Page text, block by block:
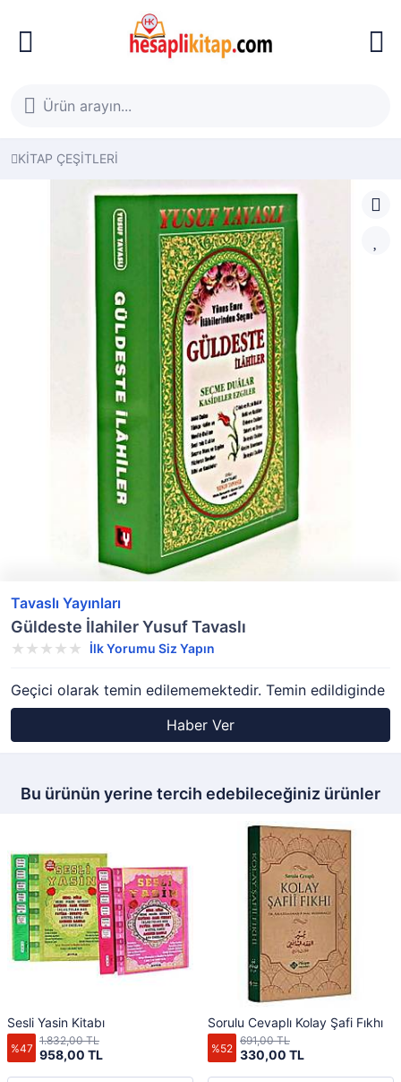
KİTAP ÇEŞİTLERİ
Tavaslı Yayınları
Güldeste İlahiler Yusuf Tavaslı
İlk Yorumu Siz Yapın
Geçici olarak temin edilememektedir. Temin edildiginde
Haber Ver
Bu ürünün yerine tercih edebileceğiniz ürünler
Sesli Yasin Kitabı
%47 958,00 TL
1.832,00 TL
Sorulu Cevaplı Kolay Şafi Fıkhı
%52 330,00 TL
691,00 TL